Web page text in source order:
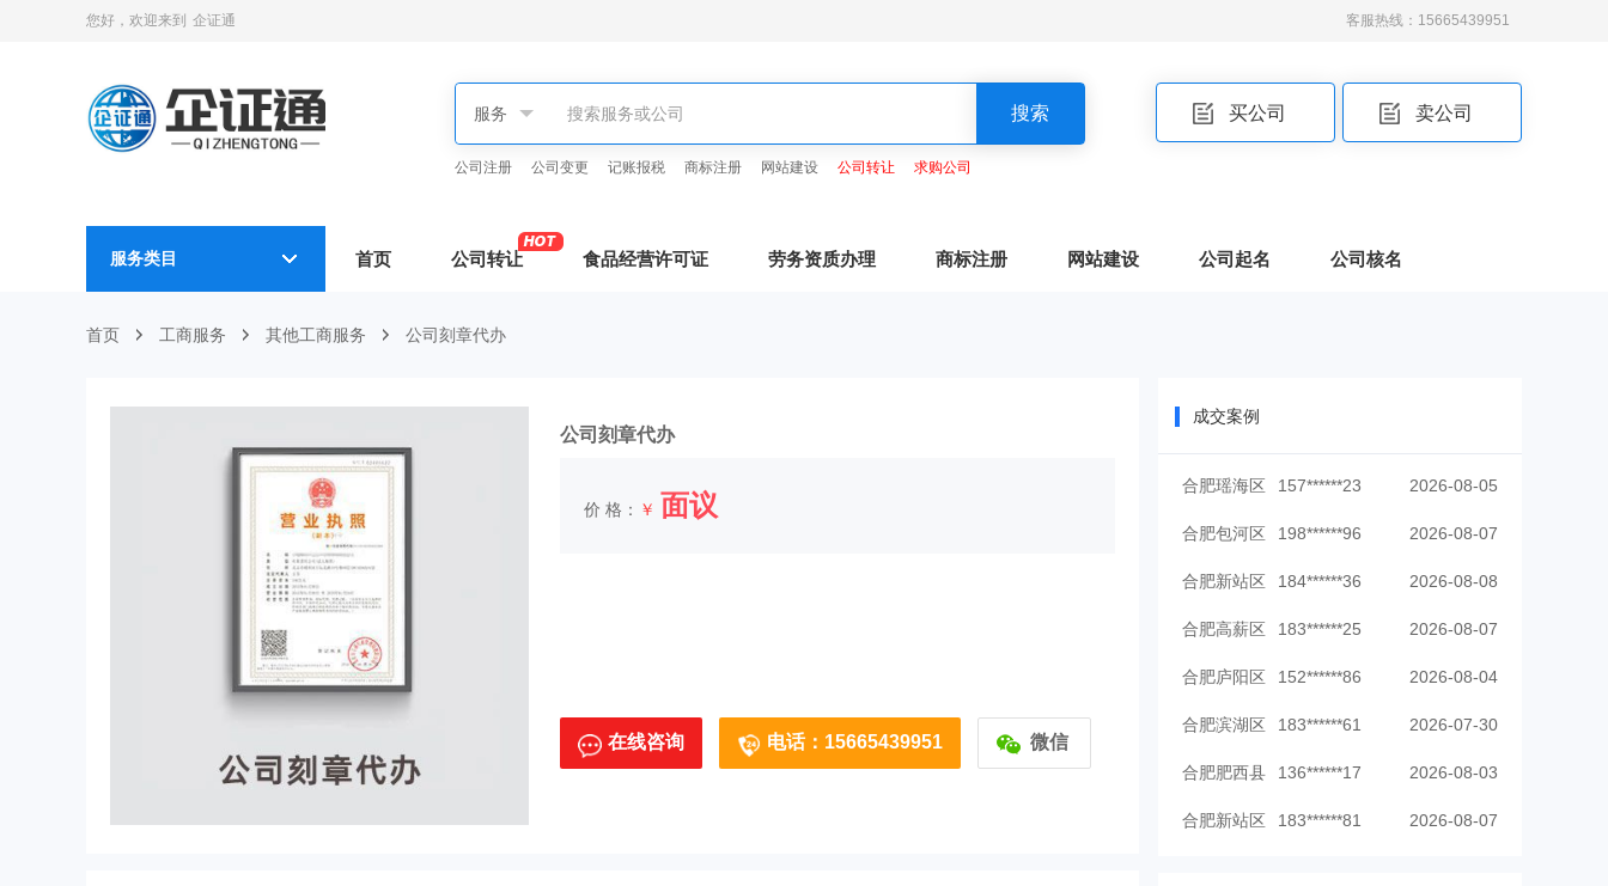
您好，欢迎来到 企证通 客服热线：15665439951
卖公司
买公司
公司注册 公司变更 记账报税 商标注册 网站建设 公司转让 求购公司
服务类目 首页 公司转让 食品经营许可证 劳务资质办理 商标注册 网站建设 公司起名 公司核名
首页 工商服务 其他工商服务 公司刻章代办
公司刻章代办
价 格： ￥ 面议
在线咨询 电话：15665439951 微信
成交案例
合肥瑶海区 157******23 2026-08-05
合肥包河区 198******96 2026-08-07
合肥新站区 184******36 2026-08-08
合肥高薪区 183******25 2026-08-07
合肥庐阳区 152******86 2026-08-04
合肥滨湖区 183******61 2026-07-30
合肥肥西县 136******17 2026-08-03
合肥新站区 183******81 2026-08-07